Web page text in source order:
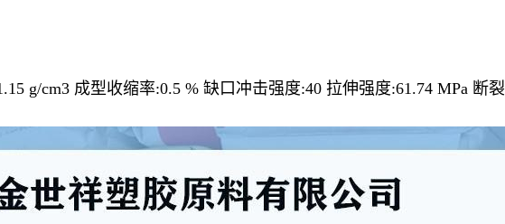
g/cm3 成型收缩率:0.5 % 缺口冲击强度:40 拉伸强度:61.74 MPa 断